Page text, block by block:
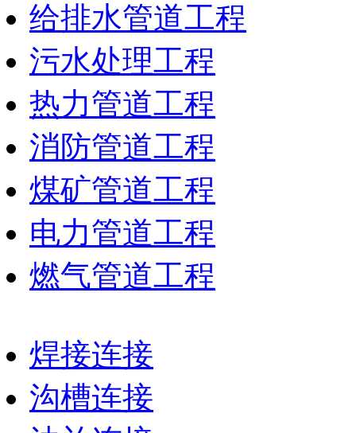
给排水管道工程
污水处理工程
热力管道工程
消防管道工程
煤矿管道工程
电力管道工程
燃气管道工程
焊接连接
沟槽连接